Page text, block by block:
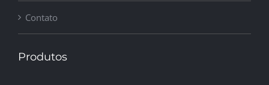
Contato
Produtos